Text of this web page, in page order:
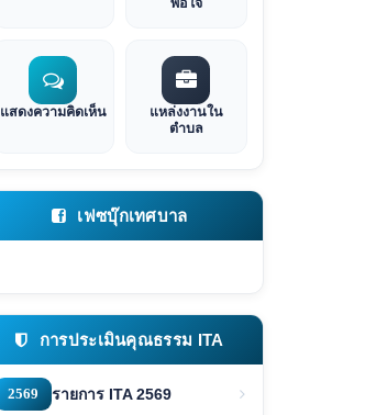
พอใจ
แสดงความคิดเห็น
แหล่งงานใน
ตำบล
เฟซบุ๊กเทศบาล
การประเมินคุณธรรม ITA
2569 รายการ ITA 2569